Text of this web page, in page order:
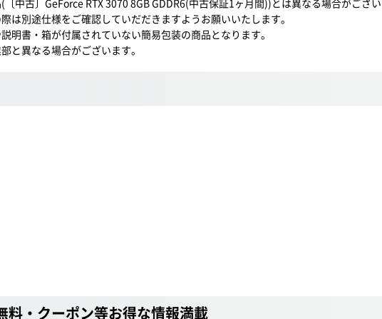
中古〕GeForce RTX 3070 8GB GDDR6(中古保証1ヶ月間))とは異なる場合がござ
別途仕様をご確認していだだきますようお願いいたします。
書・箱が付属されていない簡易包装の商品となります。
と異なる場合がございます。
料・クーポン等お得な情報満載